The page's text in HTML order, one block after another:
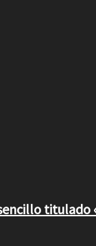
titulado